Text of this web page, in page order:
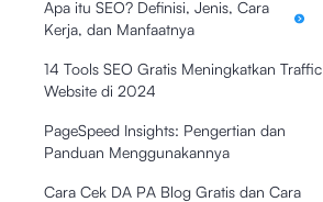
Apa itu SEO? Definisi, Jenis, Cara
Kerja, dan Manfaatnya
14 Tools SEO Gratis Meningkatkan Traffic
Website di 2024
PageSpeed Insights: Pengertian dan
Panduan Menggunakannya
Cara Cek DA PA Blog Gratis dan Cara